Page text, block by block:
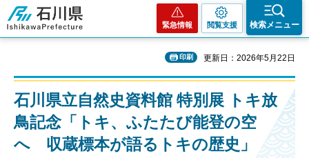
石川県
緊急情報 閲覧支援 検索メニュー
印刷 更新日：2026年5月22日
石川県立自然史資料館 特別展 トキ放
鳥記念「トキ、ふたたび能登の空
へ 収蔵標本が語るトキの歴史」